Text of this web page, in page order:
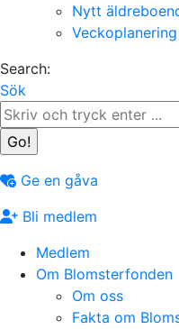
Nytt
Veckoplanering
Search:
Sök
Ge en gåva
Bli medlem
Medlem
Om Blomsterfonden
Om oss
Fakta om